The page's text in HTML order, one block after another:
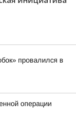
провалился в
операции